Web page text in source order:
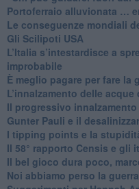
​Portoferraio alluvionata …
Le conseguenze mondiali
​Gli Scilipoti USA
L’Italia s’intestardisce a
improbabile
È meglio pagare per fare la
​L’innalzamento delle
​Il progressivo
​Gunter Pauli e il
I tipping points e la
​Il 58° rapporto Censis e gli
​Il bel gioco dura poco,
Noi abbiamo perso la